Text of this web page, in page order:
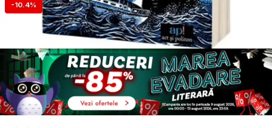
-10.4%